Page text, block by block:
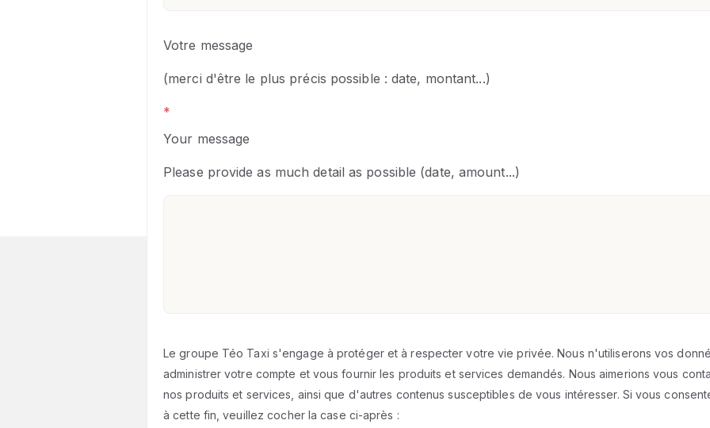
Votre message
(merci d'être le plus précis possible : date, montant...)
*
Your message
Please provide as much detail as possible (date, amount...)
Le groupe Téo Taxi s'engage à protéger et à respecter votre vie privée. Nous n'utiliserons vos
administrer votre compte et vous fournir les produits et services demandés. Nous aimerions vous
nos produits et services, ainsi que d'autres contenus susceptibles de vous intéresser. Si vous
à cette fin, veuillez cocher la case ci-après :